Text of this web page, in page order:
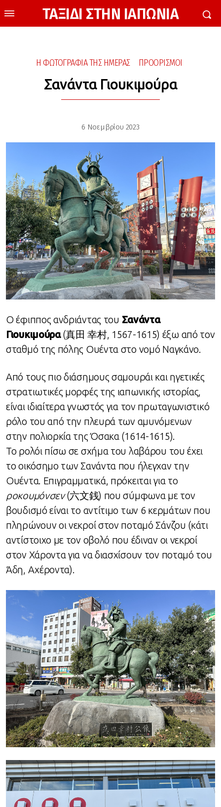
ΤΑΞΙΔΙ ΣΤΗΝ ΙΑΠΩΝΙΑ
Η ΦΩΤΟΓΡΑΦΙΑ ΤΗΣ ΗΜΕΡΑΣ ΠΡΟΟΡΙΣΜΟΙ
Σανάντα Γιουκιμούρα
6 Νοεμβρίου 2023
Ο έφιππος ανδριάντας του Σανάντα
Γιουκιμούρα(真田 幸村, 1567-1615) έξω από τον
σταθμό της πόλης Ουέντα στο νομό Ναγκάνο.
Από τους πιο διάσημους σαμουράι και ηγετικές
στρατιωτικές μορφές της ιαπωνικής ιστορίας,
είναι ιδιαίτερα γνωστός για τον πρωταγωνιστικό
ρόλο του από την πλευρά των αμυνόμενων
στην πολιορκία της Όσακα (1614-1615).
Το ρολόι πίσω σε σχήμα του λαβάρου του έχει
το οικόσημο των Σανάντα που ήλεγχαν την
Ουέντα. Επιγραμματικά, πρόκειται για το
ροκουμόνσεν(六文銭) που σύμφωνα με τον
βουδισμό είναι το αντίτιμο των 6 κερμάτων που
πληρώνουν οι νεκροί στον ποταμό Σάνζου (κάτι
αντίστοιχο με τον οβολό που έδιναν οι νεκροί
στον Χάροντα για να διασχίσουν τον ποταμό του
Άδη, Αχέροντα).